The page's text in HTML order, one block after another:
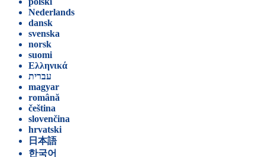
Nederlands
dansk
svenska
norsk
suomi
Ελληνικά
עברית
magyar
română
čeština
slovenčina
hrvatski
日本語
한국어